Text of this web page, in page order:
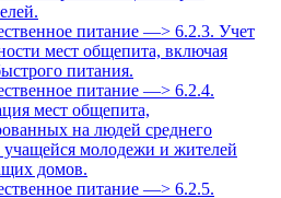
питание —> 6.2.3. Учет
мест общепита, включая
питания.
питание —> 6.2.4.
мест общепита,
на людей среднего
учащейся молодежи и жителей
домов.
питание —> 6.2.5.